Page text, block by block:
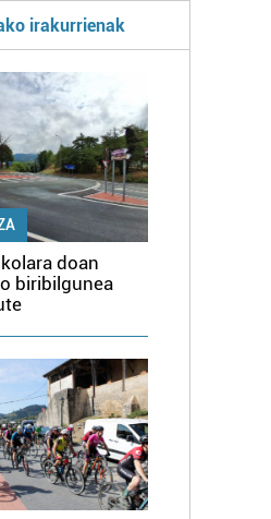
irakurrienak
doan
biribilgunea